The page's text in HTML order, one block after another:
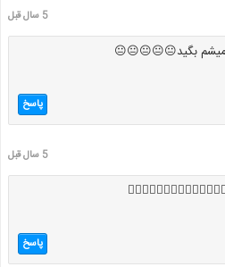
5 سال قبل
بگید😐😐😐😐😐
پاسخ
5 سال قبل
پاسخ